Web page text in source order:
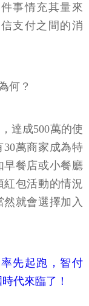
事情充其量來
支付之間的消
何？
達成500萬的使
30萬商家成為特
早餐店或小餐廳
包活動的情況
就會選擇加入
先起跑，智付
代來臨了！